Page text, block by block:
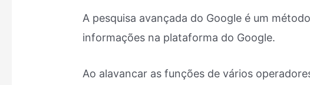
A pesquisa avançada do Google é um
informações na plataforma do Google.
Ao alavancar as funções de vários